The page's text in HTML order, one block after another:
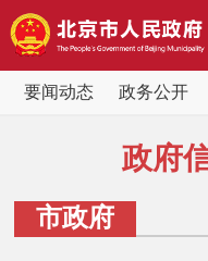
要闻动态 政务公开
要闻动态
党中央精神
北京要闻
政府
市政府